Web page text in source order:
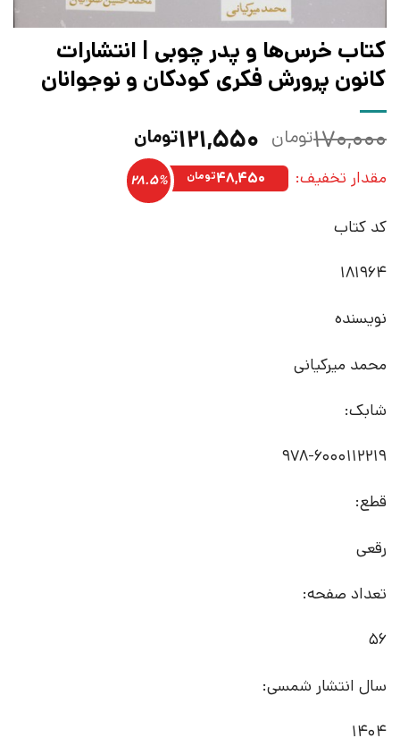
کتاب خرس‌ها و پدر چوبی | انتشارات
کانون پرورش فکری کودکان و نوجوانان
۱۷۰,۰۰۰تومان قیمت
اصلی:
۱۷۰,۰۰۰تومان
۱۲۱,۵۵۰تومان
فعلی:
۱۲۱,۵۵۰تومان. مقدار تخفیف: ۴۸,۴۵۰تومان 28.5%
کد کتاب
181964
نویسنده
محمد میرکیانی
شابک:
978-6000112219
قطع:
رقعی
تعداد صفحه:
56
سال انتشار شمسی:
1404